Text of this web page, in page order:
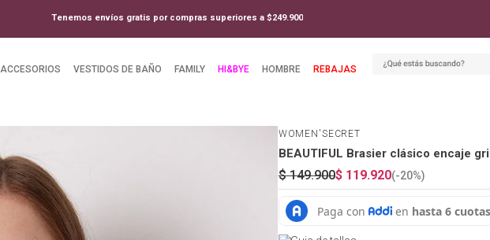
Tenemos envíos gratis por compras superiores a $249.900
ACCESORIOS VESTIDOS DE BAÑO FAMILY HI&BYE HOMBRE REBAJAS
WOMEN'SECRET
BEAUTIFUL Brasier clásico encaje
$ 149.900$ 119.920(-20%)